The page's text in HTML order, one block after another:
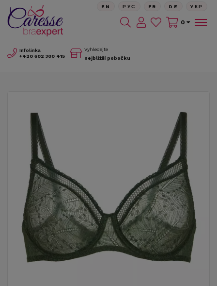
Infolinka
+420 602 300 415
Vyhledejte
nejbližší pobočku
EN РУС FR DE YКР
0